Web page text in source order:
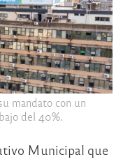
mandato con un
del 40%.
Municipal que